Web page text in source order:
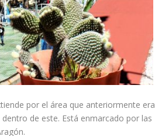
por el área que anteriormente era
de este. Está enmarcado por las